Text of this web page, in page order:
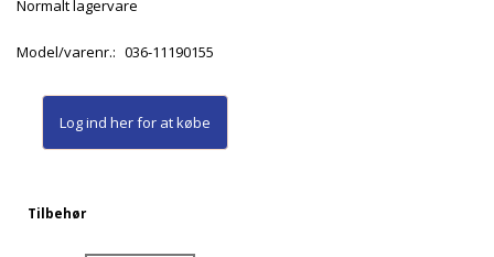
Normalt lagervare
Model/varenr.: 036-11190155
Log ind herfor at købe
Tilbehør